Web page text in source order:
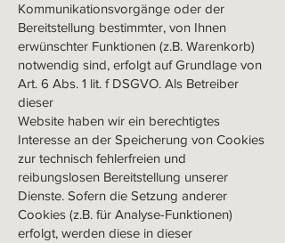
Kommunikationsvorgänge oder der
Bereitstellung bestimmter, von Ihnen
erwünschter Funktionen (z.B. Warenkorb)
notwendig sind, erfolgt auf Grundlage von
Art. 6 Abs. 1 lit. f DSGVO. Als Betreiber
dieser
Website haben wir ein berechtigtes
Interesse an der Speicherung von Cookies
zur technisch fehlerfreien und
reibungslosen Bereitstellung unserer
Dienste. Sofern die Setzung anderer
Cookies (z.B. für Analyse-Funktionen)
erfolgt, werden diese in dieser